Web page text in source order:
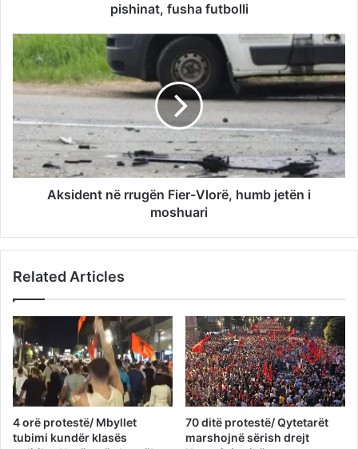
pishinat, fusha futbolli
Aksident në rrugën Fier-Vlorë, humb jetën i
moshuari
Related Articles
4 orë protestë/ Mbyllet
tubimi kundër klasës
70 ditë protestë/ Qytetarët
marshojnë sërish drejt